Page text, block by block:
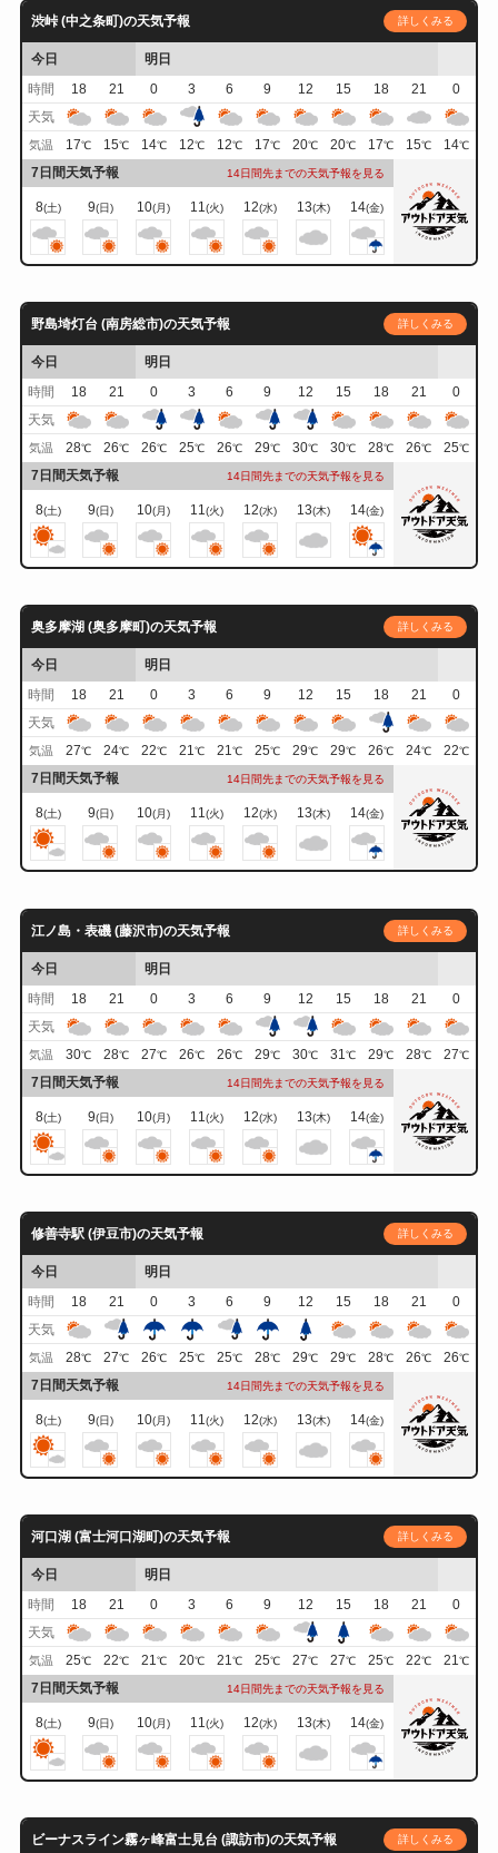
渋峠 (中之条町)の天気予報 詳しくみる
今日
明日
時間
18 21 0 3 6 9 12 15 18 21
0
天気
気温 17℃ 15℃ 14℃ 12℃ 12℃ 17℃ 20℃ 20℃ 17℃ 15℃ 14℃
7日間天気予報 14日間先までの天気予報を見る
8(土) 9(日) 10(月) 11(火) 12(水) 13(木) 14(金)
野島埼灯台 (南房総市)の天気予報 詳しくみる
今日
明日
時間
18 21 0 3 6 9 12 15 18 21
0
天気
気温 28℃ 26℃ 26℃ 25℃ 26℃ 29℃ 30℃ 30℃ 28℃ 26℃ 25℃
7日間天気予報 14日間先までの天気予報を見る
8(土) 9(日) 10(月) 11(火) 12(水) 13(木) 14(金)
奥多摩湖 (奥多摩町)の天気予報 詳しくみる
今日
明日
時間
18 21 0 3 6 9 12 15 18 21
0
天気
気温 27℃ 24℃ 22℃ 21℃ 21℃ 25℃ 29℃ 29℃ 26℃ 24℃ 22℃
7日間天気予報 14日間先までの天気予報を見る
8(土) 9(日) 10(月) 11(火) 12(水) 13(木) 14(金)
江ノ島・表磯 (藤沢市)の天気予報 詳しくみる
今日
明日
時間
18 21 0 3 6 9 12 15 18 21
0
天気
気温 30℃ 28℃ 27℃ 26℃ 26℃ 29℃ 30℃ 31℃ 29℃ 28℃ 27℃
7日間天気予報 14日間先までの天気予報を見る
8(土) 9(日) 10(月) 11 (火) 12(水) 13(木) 14(金)
修善寺駅 (伊豆市)の天気予報 詳しくみる
今日
明日
時間
18 21 0 3 6 9 12 15 18 21
0
天気
気温 28℃ 27℃ 26℃ 25℃ 25℃ 28℃ 29℃ 29℃ 28℃ 26℃ 26℃
7日間天気予報 14日間先までの天気予報を見る
8(土) 9(日) 10(月) 11(火) 12(水) 13(木) 14(金)
河口湖 (富士河口湖町)の天気予報 詳しくみる
今日
明日
時間
18 21 0 3 6 9 12 15 18 21
0
天気
気温 25℃ 22℃ 21℃ 20℃ 21℃ 25℃ 27℃ 27℃ 25℃ 22℃ 21℃
7日間天気予報 14日間先までの天気予報を見る
8(土) 9(日) 10(月) 11(火) 12(水) 13(木) 14(金)
ビーナスライン霧ヶ峰富士見台 (諏訪市)の天気予報 詳しくみる